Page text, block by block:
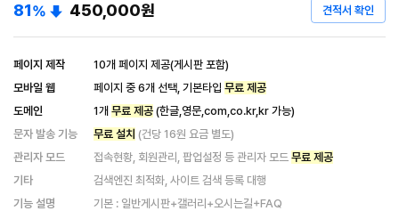
81% 450,000원 견적서 확인
페이지 제작
10개 페이지 제공(게시판 포함)
모바일 웹
페이지 중 6개 선택, 기본타입 무료 제공
도메인
1개 무료 제공 (한글,영문,com,co.kr,kr 가능)
문자 발송 기능
무료 설치 (건당 16원 요금 별도)
관리자 모드
접속현황, 회원관리, 팝업설정 등 관리자 모드 무료 제공
기타
검색엔진 최적화, 사이트 검색 등록 대행
기능 설명
기본 : 일반게시판+갤러리+오시는길+FAQ